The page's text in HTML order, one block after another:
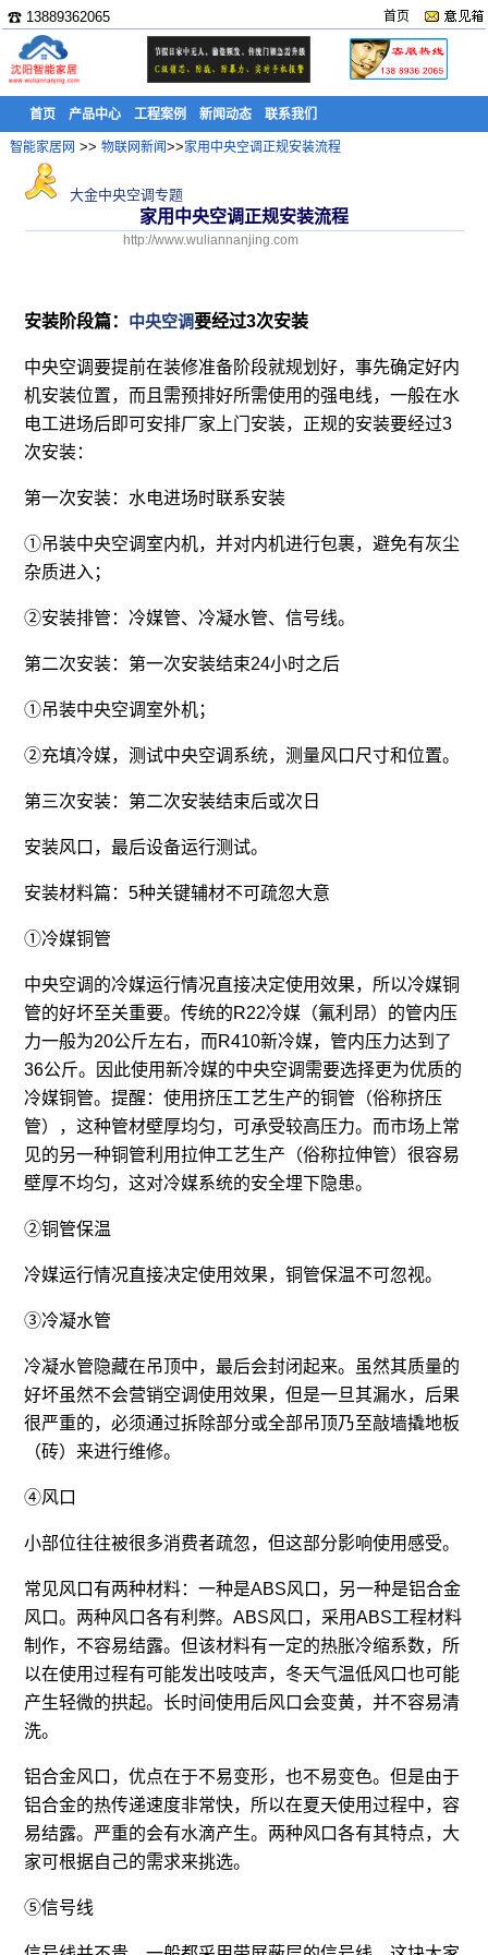
☎ 13889362065 首页
首页 产品中心 工程案例 新闻动态 联系我们
智能家居网 >> 物联网新闻>>家用中央空调正规安装流程
大金中央空调专题
家用中央空调正规安装流程
http://www.wuliannanjing.com
安装阶段篇： 中央空调要经过3次安装
中央空调要提前在装修准备阶段就规划好，事先确定好内
机安装位置，而且需预排好所需使用的强电线，一般在水
电工进场后即可安排厂家上门安装，正规的安装要经过3
次安装：
第一次安装：水电进场时联系安装
①吊装中央空调室内机，并对内机进行包裹，避免有灰尘
杂质进入；
②安装排管：冷媒管、冷凝水管、信号线。
第二次安装：第一次安装结束24小时之后
①吊装中央空调室外机；
②充填冷媒，测试中央空调系统，测量风口尺寸和位置。
第三次安装：第二次安装结束后或次日
安装风口，最后设备运行测试。
安装材料篇：5种关键辅材不可疏忽大意
①冷媒铜管
中央空调的冷媒运行情况直接决定使用效果，所以冷媒铜
管的好坏至关重要。传统的R22冷媒（氟利昂）的管内压
力一般为20公斤左右，而R410新冷媒，管内压力达到了
36公斤。因此使用新冷媒的中央空调需要选择更为优质的
冷媒铜管。提醒：使用挤压工艺生产的铜管（俗称挤压
管），这种管材壁厚均匀，可承受较高压力。而市场上常
见的另一种铜管利用拉伸工艺生产（俗称拉伸管）很容易
壁厚不均匀，这对冷媒系统的安全埋下隐患。
②铜管保温
冷媒运行情况直接决定使用效果，铜管保温不可忽视。
③冷凝水管
冷凝水管隐藏在吊顶中，最后会封闭起来。虽然其质量的
好坏虽然不会营销空调使用效果，但是一旦其漏水，后果
很严重的，必须通过拆除部分或全部吊顶乃至敲墙撬地板
（砖）来进行维修。
④风口
小部位往往被很多消费者疏忽，但这部分影响使用感受。
常见风口有两种材料：一种是ABS风口，另一种是铝合金
风口。两种风口各有利弊。ABS风口，采用ABS工程材料
制作，不容易结露。但该材料有一定的热胀冷缩系数，所
以在使用过程有可能发出吱吱声，冬天气温低风口也可能
产生轻微的拱起。长时间使用后风口会变黄，并不容易清
洗。
铝合金风口，优点在于不易变形，也不易变色。但是由于
铝合金的热传递速度非常快，所以在夏天使用过程中，容
易结露。严重的会有水滴产生。两种风口各有其特点，大
家可根据自己的需求来挑选。
⑤信号线